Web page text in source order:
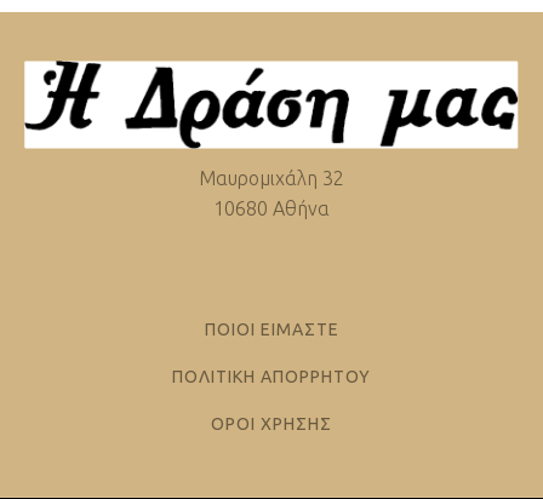
Μαυρομιχάλη 32
10680 Αθήνα
ΠΟΙΟΙ ΕΙΜΑΣΤΕ
ΠΟΛΙΤΙΚΗ ΑΠΟΡΡΗΤΟΥ
ΟΡΟΙ ΧΡΗΣΗΣ